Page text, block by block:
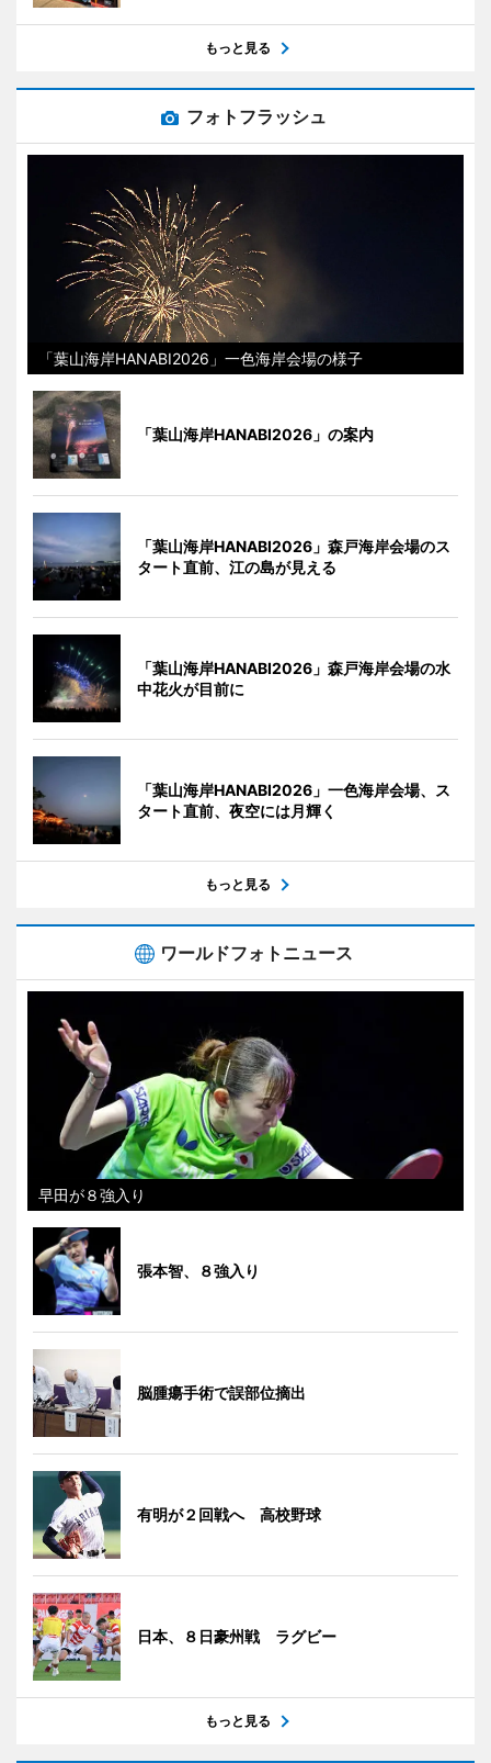
もっと見る
フォトフラッシュ
「葉山海岸HANABI2026」一色海岸会場の様子
「葉山海岸HANABI2026」の案内
「葉山海岸HANABI2026」森戸海岸会場のス
タート直前、江の島が見える
「葉山海岸HANABI2026」森戸海岸会場の水
中花火が目前に
「葉山海岸HANABI2026」一色海岸会場、ス
タート直前、夜空には月輝く
もっと見る
ワールドフォトニュース
早田が８強入り
張本智、８強入り
脳腫瘍手術で誤部位摘出
有明が２回戦へ 高校野球
日本、８日豪州戦 ラグビー
もっと見る